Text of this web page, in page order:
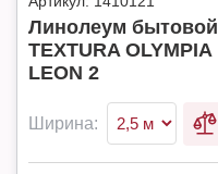
Линолеум бытовой
TEXTURA OLYMPIA
LEON 2
Ширина: